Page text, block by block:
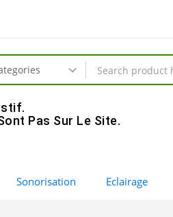
Pas Sur Le Site.
Sonorisation Eclairage